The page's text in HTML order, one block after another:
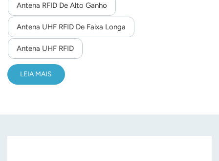
Antena RFID De Alto Ganho
Antena UHF RFID De Faixa Longa
Antena UHF RFID
LEIA MAIS